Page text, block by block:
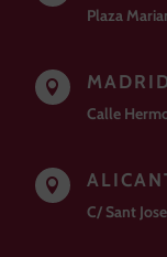
Plaza

Calle

C/ Sant